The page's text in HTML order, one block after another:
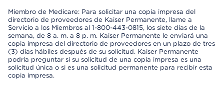
Miembro de Medicare: Para solicitar una copia impresa del
directorio de proveedores de Kaiser Permanente, llame a
Servicio a los Miembros al 1-800-443-0815, los siete días de la
semana, de 8 a. m. a 8 p. m. Kaiser Permanente le enviará una
copia impresa del directorio de proveedores en un plazo de tres
(3) días hábiles después de su solicitud. Kaiser Permanente
podría preguntar si su solicitud de una copia impresa es una
solicitud única o si es una solicitud permanente para recibir esta
copia impresa.